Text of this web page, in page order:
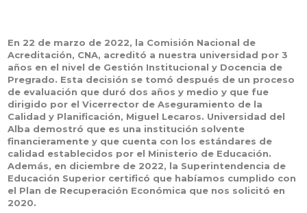
En 22 de marzo de 2022, la Comisión Nacional de
Acreditación, CNA, acreditó a nuestra universidad por 3
años en el nivel de Gestión Institucional y Docencia de
Pregrado. Esta decisión se tomó después de un proceso
de evaluación que duró dos años y medio y que fue
dirigido por el Vicerrector de Aseguramiento de la
Calidad y Planificación, Miguel Lecaros. Universidad del
Alba demostró que es una institución solvente
financieramente y que cuenta con los estándares de
calidad establecidos por el Ministerio de Educación.
Además, en diciembre de 2022, la Superintendencia de
Educación Superior certificó que habíamos cumplido con
el Plan de Recuperación Económica que nos solicitó en
2020.